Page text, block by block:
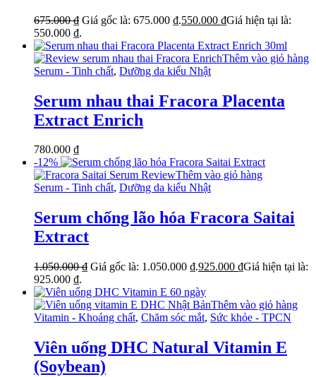
675.000₫ Giá gốc là: 675.000 ₫.550.000 ₫Giá hiện tại là:
550.000 ₫.
Thêm vào giỏ hàng
Serum - Tinh chất, Dưỡng da kiểu Nhật
Serum nhau thai Fracora Placenta
Extract Enrich
780.000 ₫
-12%
Thêm vào giỏ hàng
Serum - Tinh chất, Dưỡng da kiểu Nhật
Serum chống lão hóa Fracora Saitai
Extract
1.050.000₫ Giá gốc là: 1.050.000 ₫.925.000 ₫Giá hiện tại là:
925.000 ₫.
Thêm vào giỏ hàng
Vitamin - Khoáng chất, Chăm sóc mắt, Sức khỏe - TPCN
Viên uống DHC Natural Vitamin E
(Soybean)